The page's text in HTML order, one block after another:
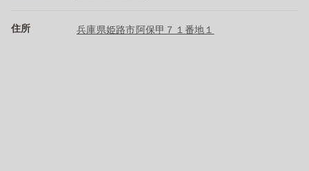
住所 兵庫県姫路市阿保甲７１番地１